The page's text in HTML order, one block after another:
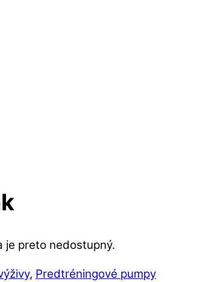
je preto nedostupný.
, Predtréningové pumpy